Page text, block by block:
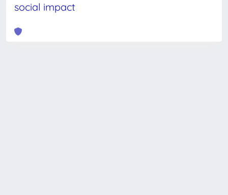
social impact